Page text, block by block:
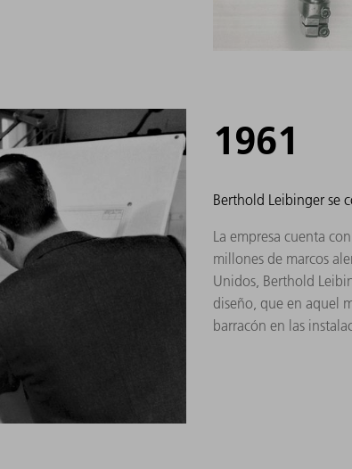
1961
Berthold Leibinger se
La empresa cuenta
millones de marcos
Unidos, Berthold
diseño, que en aquel
barracón en las